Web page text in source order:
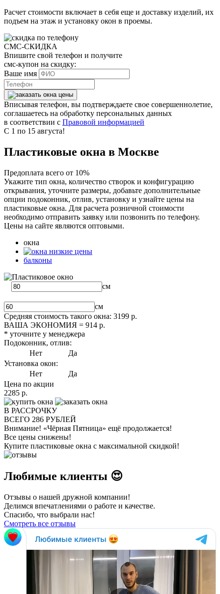
Расчет стоимости включает в себя еще и доставку изделий, их
подъем на этаж и установку окон в проемы.
СМС-СКИДКА
Впишите свой телефон и получите
смс-купон на скидку:
Ваше имя
Вписывая телефон, вы подтверждаете свое совершеннолетие,
соглашаетесь на обработку персональных данных
в соответствии с Правовой информацией
С 1 по 15 августа!
Пластиковые окна в Москве
Предоплата всего от 10%
Укажите тип окна, количество створок и конфигурацию
открывания, уточните размеры, добавьте дополнительные
опции подоконник, отлив, установку и узнайте цены на
пластиковые окна. Для расчета розничной стоимости
необходимо отправить заявку или позвонить по телефону.
Цены на сайте являются оптовыми.
окна
балконы
см
см
Средняя стоимость такого окна: 3199 р.
ВАША ЭКОНОМИЯ = 914 р.
* уточните у менеджера
Подоконник, отлив:
Нет
Да
Установка окон:
Нет
Да
Цена по акции
2285 р.
В РАССРОЧКУ
ВСЕГО 286 РУБЛЕЙ
Внимание! «Чёрная Пятница» ещё продолжается!
Все цены снижены!
Купите пластиковые окна с максимальной скидкой!
Любимые клиенты 😍
Отзывы о нашей дружной компании!
Делимся впечатлениями о работе и качестве.
Спасибо, что выбрали нас!
Смотреть все отзывы